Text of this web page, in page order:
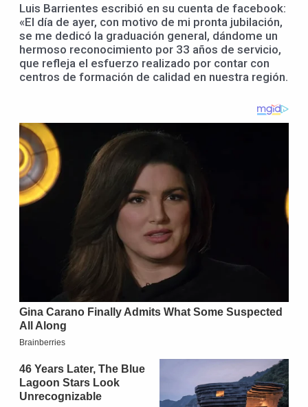
Luis Barrientes escribió en su cuenta de facebook:
«El día de ayer, con motivo de mi pronta jubilación,
se me dedicó la graduación general, dándome un
hermoso reconocimiento por 33 años de servicio,
que refleja el esfuerzo realizado por contar con
centros de formación de calidad en nuestra región.